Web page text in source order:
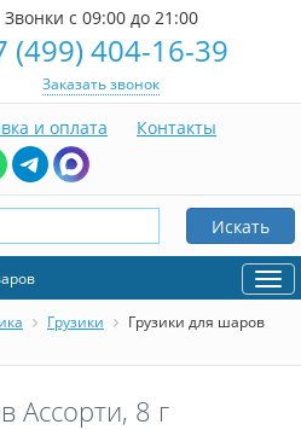
Звонки с 09:00 до 21:00
(499) 404-16-39
Заказать звонок
и оплата Контакты
Искать
Грузики
Грузики для шаров
Ассорти, 8 г